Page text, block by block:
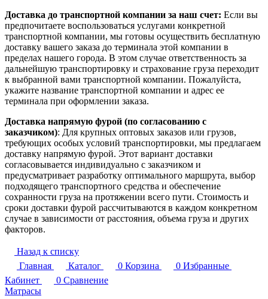
Доставка до транспортной компании за наш счет: Если вы
предпочитаете воспользоваться услугами конкретной
транспортной компании, мы готовы осуществить бесплатную
доставку вашего заказа до терминала этой компании в
пределах нашего города. В этом случае ответственность за
дальнейшую транспортировку и страхование груза переходит
к выбранной вами транспортной компании. Пожалуйста,
укажите название транспортной компании и адрес ее
терминала при оформлении заказа.
Доставка напрямую фурой (по согласованию с
заказчиком): Для крупных оптовых заказов или грузов,
требующих особых условий транспортировки, мы предлагаем
доставку напрямую фурой. Этот вариант доставки
согласовывается индивидуально с заказчиком и
предусматривает разработку оптимального маршрута, выбор
подходящего транспортного средства и обеспечение
сохранности груза на протяжении всего пути. Стоимость и
сроки доставки фурой рассчитываются в каждом конкретном
случае в зависимости от расстояния, объема груза и других
факторов.
Назад к списку
Главная
Каталог 0 Корзина 0 Избранные
Кабинет
0 Сравнение
Матрасы